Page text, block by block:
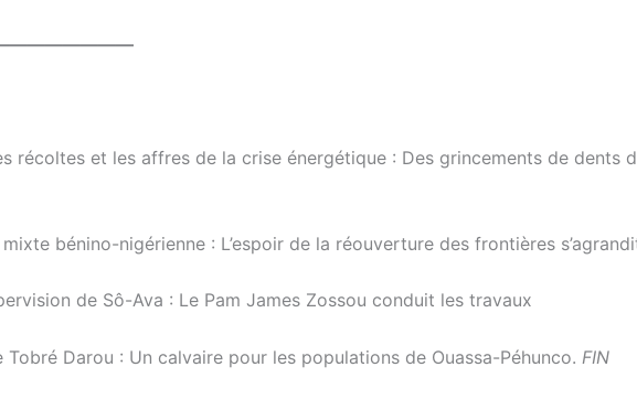
récoltes et les affres de la crise énergétique : Des grincements de dents
bénino-nigérienne : L’espoir de la réouverture des frontières
de Sô-Ava : Le Pam James Zossou conduit les travaux
Darou : Un calvaire pour les populations de Ouassa-Péhunco. FIN